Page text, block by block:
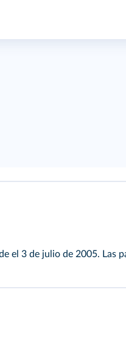
el 3 de julio de 2005.